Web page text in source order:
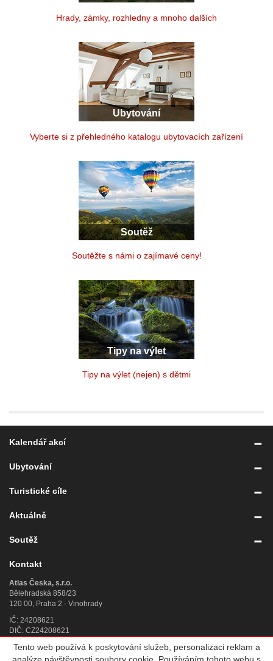
Hrady, zámky, rozhledny a mnoho dalších
Ubytování
Vyberte si z přehledného katalogu ubytovacích zařízení
Soutěž
Soutěžte s námi o zajímavé ceny!
Tipy na výlet
Tipy na výlet (nejen) s dětmi
Kalendář akcí
Ubytování
Turistické cíle
Aktuálně
Soutěž
Kontakt
Atlas Česka, s.r.o.
Bělehradská 858/23
120 00, Praha 2 - Vinohrady
IČ: 24208621
DIČ: CZ24208621
Úplný kontakt »
Tento web používá k poskytování služeb, personalizaci reklam a